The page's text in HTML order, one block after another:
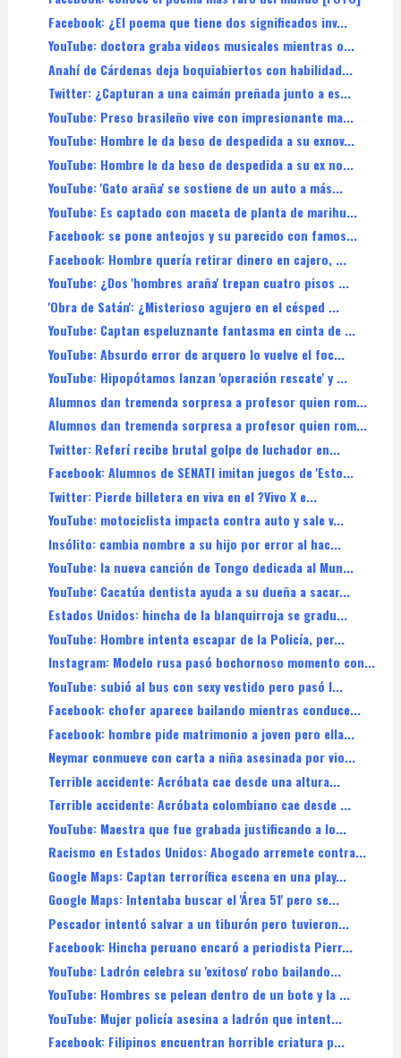
Facebook: ¿El poema que tiene dos significados inv...
YouTube: doctora graba videos musicales mientras o...
Anahí de Cárdenas deja boquiabiertos con habilidad...
Twitter: ¿Capturan a una caimán preñada junto a es...
YouTube: Preso brasileño vive con impresionante ma...
YouTube: Hombre le da beso de despedida a su exnov...
YouTube: Hombre le da beso de despedida a su ex no...
YouTube: 'Gato araña' se sostiene de un auto a más...
YouTube: Es captado con maceta de planta de marihu...
Facebook: se pone anteojos y su parecido con famos...
Facebook: Hombre quería retirar dinero en cajero, ...
YouTube: ¿Dos 'hombres araña' trepan cuatro pisos ...
'Obra de Satán': ¿Misterioso agujero en el césped ...
YouTube: Captan espeluznante fantasma en cinta de ...
YouTube: Absurdo error de arquero lo vuelve el foc...
YouTube: Hipopótamos lanzan 'operación rescate' y ...
Alumnos dan tremenda sorpresa a profesor quien rom...
Alumnos dan tremenda sorpresa a profesor quien rom...
Twitter: Referí recibe brutal golpe de luchador en...
Facebook: Alumnos de SENATI imitan juegos de 'Esto...
Twitter: Pierde billetera en viva en el ?Vivo X e...
YouTube: motociclista impacta contra auto y sale v...
Insólito: cambia nombre a su hijo por error al hac...
YouTube: la nueva canción de Tongo dedicada al Mun...
YouTube: Cacatúa dentista ayuda a su dueña a sacar...
Estados Unidos: hincha de la blanquirroja se gradu...
YouTube: Hombre intenta escapar de la Policía, per...
Instagram: Modelo rusa pasó bochornoso momento con...
YouTube: subió al bus con sexy vestido pero pasó l...
Facebook: chofer aparece bailando mientras conduce...
Facebook: hombre pide matrimonio a joven pero ella...
Neymar conmueve con carta a niña asesinada por vio...
Terrible accidente: Acróbata cae desde una altura...
Terrible accidente: Acróbata colombiano cae desde ...
YouTube: Maestra que fue grabada justificando a lo...
Racismo en Estados Unidos: Abogado arremete contra...
Google Maps: Captan terrorífica escena en una play...
Google Maps: Intentaba buscar el 'Área 51' pero se...
Pescador intentó salvar a un tiburón pero tuvieron...
Facebook: Hincha peruano encaró a periodista Pierr...
YouTube: Ladrón celebra su 'exitoso' robo bailando...
YouTube: Hombres se pelean dentro de un bote y la ...
YouTube: Mujer policía asesina a ladrón que intent...
Facebook: Filipinos encuentran horrible criatura p...